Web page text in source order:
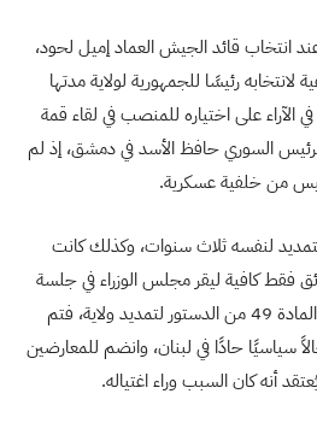
عام 1998 عند انتخاب قائد الجيش العماد إميل لحود،
رئيسًا للجمهورية لولاية مدتها
على اختياره للمنصب في لقاء قمة
السوري حافظ الأسد في دمشق، إذ لم
من خلفية عسكرية.
في التمديد لنفسه ثلاث سنوات، وكذلك كانت
فقط كافية ليقر مجلس الوزراء في جلسة
فتم
سياسيًا حادًا في لبنان، وانضم للمعارضين
أنه كان السبب وراء اغتياله.